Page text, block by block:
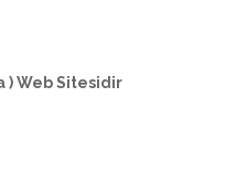
) Web Sitesidir